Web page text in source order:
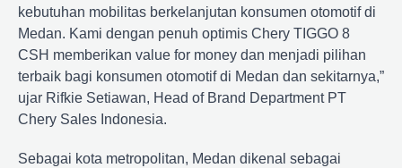
kebutuhan mobilitas berkelanjutan konsumen otomotif di
Medan. Kami dengan penuh optimis Chery TIGGO 8
CSH memberikan value for money dan menjadi pilihan
terbaik bagi konsumen otomotif di Medan dan sekitarnya,”
ujar Rifkie Setiawan, Head of Brand Department PT
Chery Sales Indonesia.
Sebagai kota metropolitan, Medan dikenal sebagai